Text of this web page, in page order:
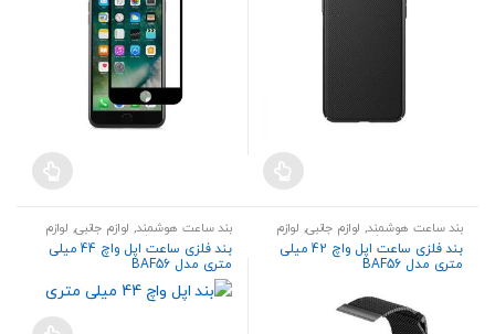
بند ساعت هوشمند, لوازم جانبی, لوازم
جانبی ساعت هوشمند
بند فلزی ساعت اپل واچ 42 میلی
متری مدل BAF56
بند ساعت هوشمند, لوازم جانبی, لوازم
جانبی ساعت هوشمند
بند فلزی ساعت اپل واچ 44 میلی
متری مدل BAF56